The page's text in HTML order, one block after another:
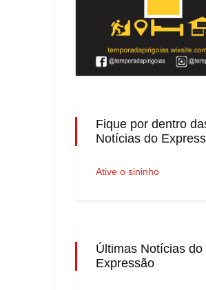
Fique por dentro
Notícias do
Ative o sininho
Últimas Notícias do
Expressão